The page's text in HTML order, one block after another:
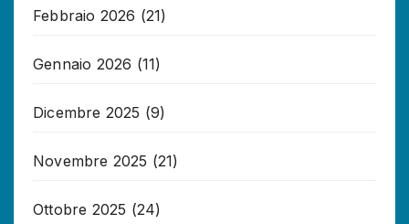
Febbraio 2026 (21)
Gennaio 2026 (11)
Dicembre 2025 (9)
Novembre 2025 (21)
Ottobre 2025 (24)